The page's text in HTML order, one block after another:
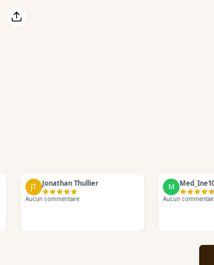
JT Jonathan Thullier
Aucun commentaire
M Med_Ine109
Aucun commentaire